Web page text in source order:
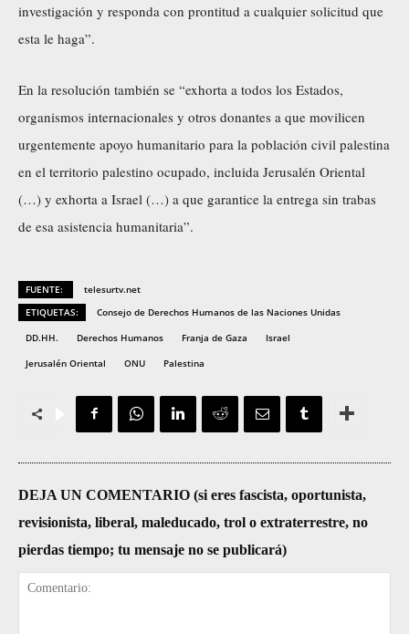
investigación y responda con prontitud a cualquier solicitud que
esta le haga”.
En la resolución también se “exhorta a todos los Estados,
organismos internacionales y otros donantes a que movilicen
urgentemente apoyo humanitario para la población civil palestina
en el territorio palestino ocupado, incluida Jerusalén Oriental
(…) y exhorta a Israel (…) a que garantice la entrega sin trabas
de esa asistencia humanitaria”.
FUENTE:
telesurtv.net
ETIQUETAS:
Consejo de Derechos Humanos de las Naciones Unidas
DD.HH.
Derechos Humanos Franja de Gaza
Israel
Jerusalén Oriental
ONU Palestina
DEJA UN COMENTARIO (si eres fascista, oportunista,
revisionista, liberal, maleducado, trol o extraterrestre, no
pierdas tiempo; tu mensaje no se publicará)